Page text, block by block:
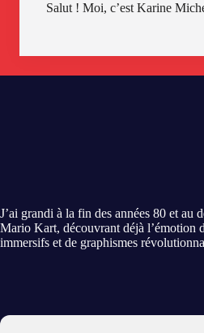
Salut ! Moi, c’est Karine
J’ai grandi à la fin des années 80 et au
Mario Kart, découvrant déjà l’émotion
immersifs et de graphismes